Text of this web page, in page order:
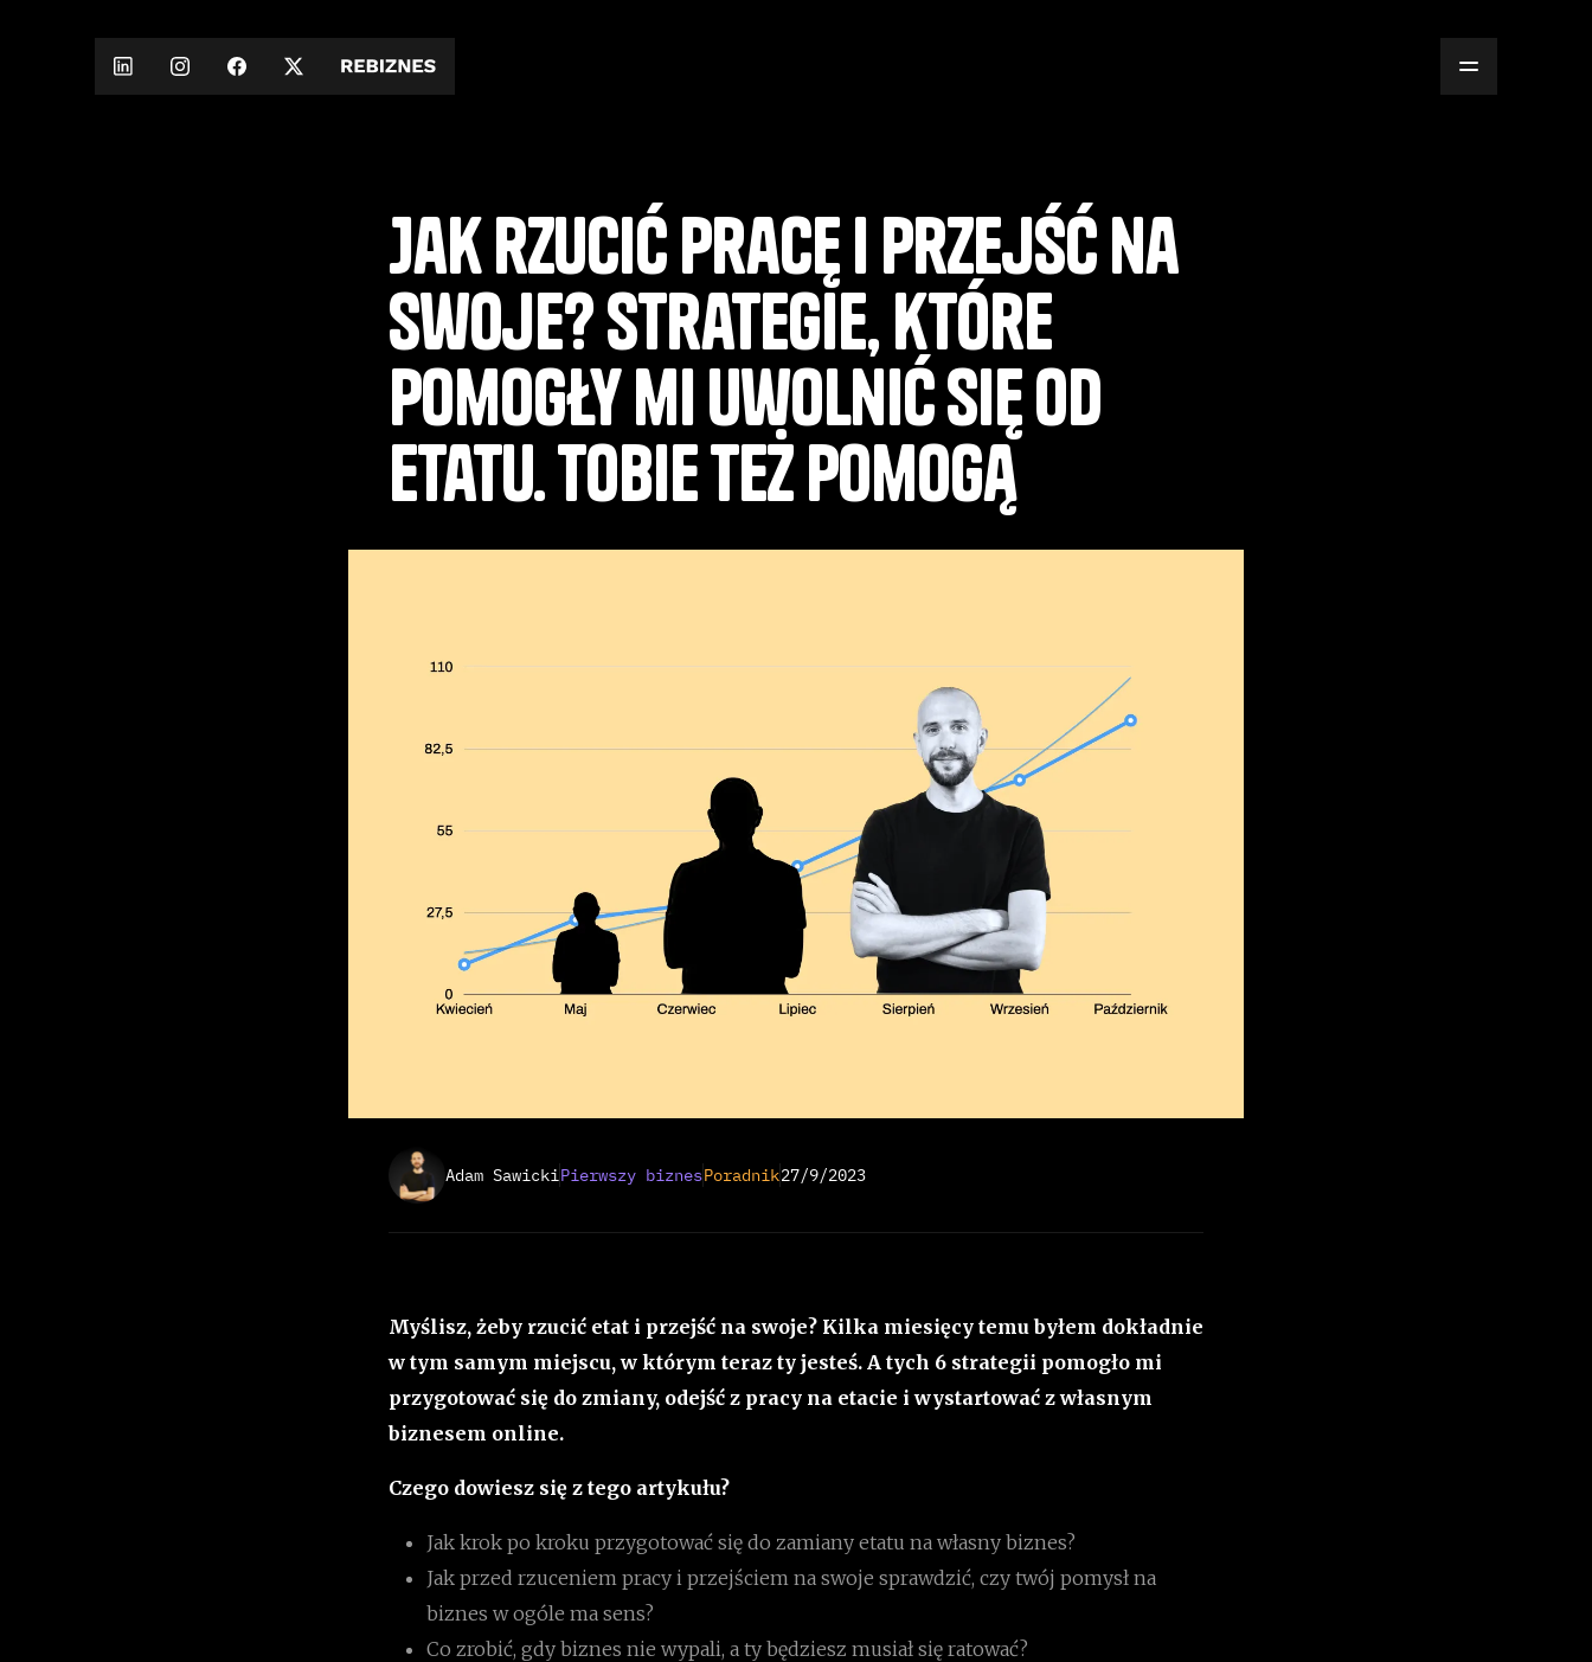
Jak rzucić pracę i przejść na
swoje? Strategie, które
pomogły mi uwolnić się od
etatu. Tobie też pomogą
Adam Sawicki Pierwszy biznesPoradnik27/9/2023
Myślisz, żeby rzucić etat i przejść na swoje? Kilka miesięcy temu byłem dokładnie
w tym samym miejscu, w którym teraz ty jesteś. A tych 6 strategii pomogło mi
przygotować się do zmiany, odejść z pracy na etacie i wystartować z własnym
biznesem online.
Czego dowiesz się z tego artykułu?
Jak krok po kroku przygotować się do zamiany etatu na własny biznes?
Jak przed rzuceniem pracy i przejściem na swoje sprawdzić, czy twój pomysł na
biznes w ogóle ma sens?
Co zrobić, gdy biznes nie wypali, a ty będziesz musiał się ratować?